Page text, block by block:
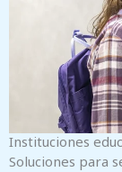
Instituciones
Soluciones para